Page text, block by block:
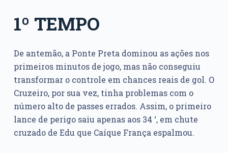
1º TEMPO
De antemão, a Ponte Preta dominou as ações nos
primeiros minutos de jogo, mas não conseguiu
transformar o controle em chances reais de gol. O
Cruzeiro, por sua vez, tinha problemas com o
número alto de passes errados. Assim, o primeiro
lance de perigo saiu apenas aos 34 ‘, em chute
cruzado de Edu que Caíque França espalmou.